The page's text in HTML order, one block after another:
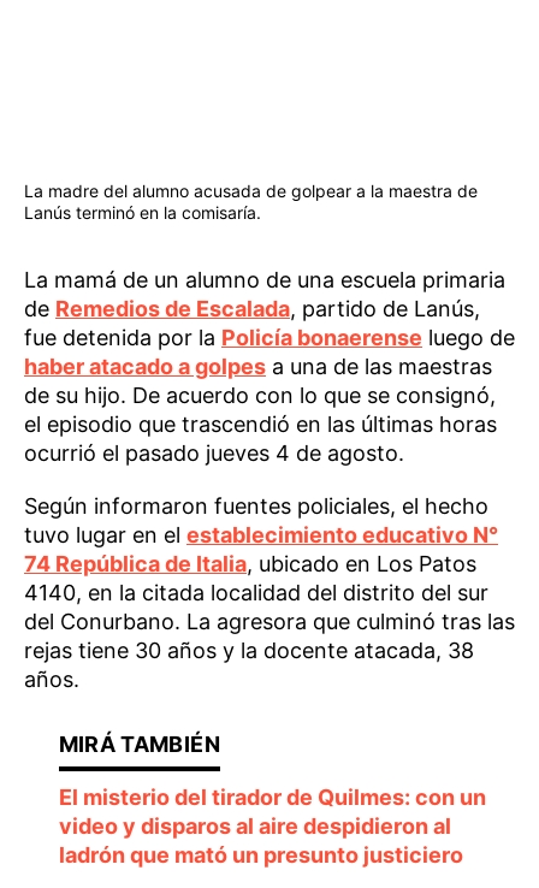
La madre del alumno acusada de golpear a la maestra de
Lanús terminó en la comisaría.
La mamá de un alumno de una escuela primaria
de Remedios de Escalada, partido de Lanús,
fue detenida por la Policía bonaerense luego de
haber atacado a golpes a una de las maestras
de su hijo. De acuerdo con lo que se consignó,
el episodio que trascendió en las últimas horas
ocurrió el pasado jueves 4 de agosto.
Según informaron fuentes policiales, el hecho
tuvo lugar en el establecimiento educativo N°
74 República de Italia, ubicado en Los Patos
4140, en la citada localidad del distrito del sur
del Conurbano. La agresora que culminó tras las
rejas tiene 30 años y la docente atacada, 38
años.
El misterio del tirador de Quilmes: con un
video y disparos al aire despidieron al
ladrón que mató un presunto justiciero